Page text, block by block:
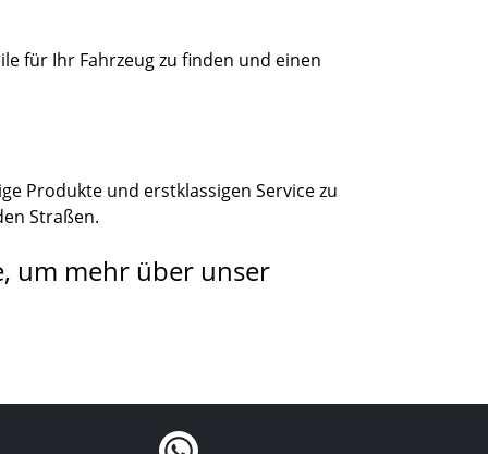
für Ihr Fahrzeug zu finden und einen
Produkte und erstklassigen Service zu
Straßen.
um mehr über unser